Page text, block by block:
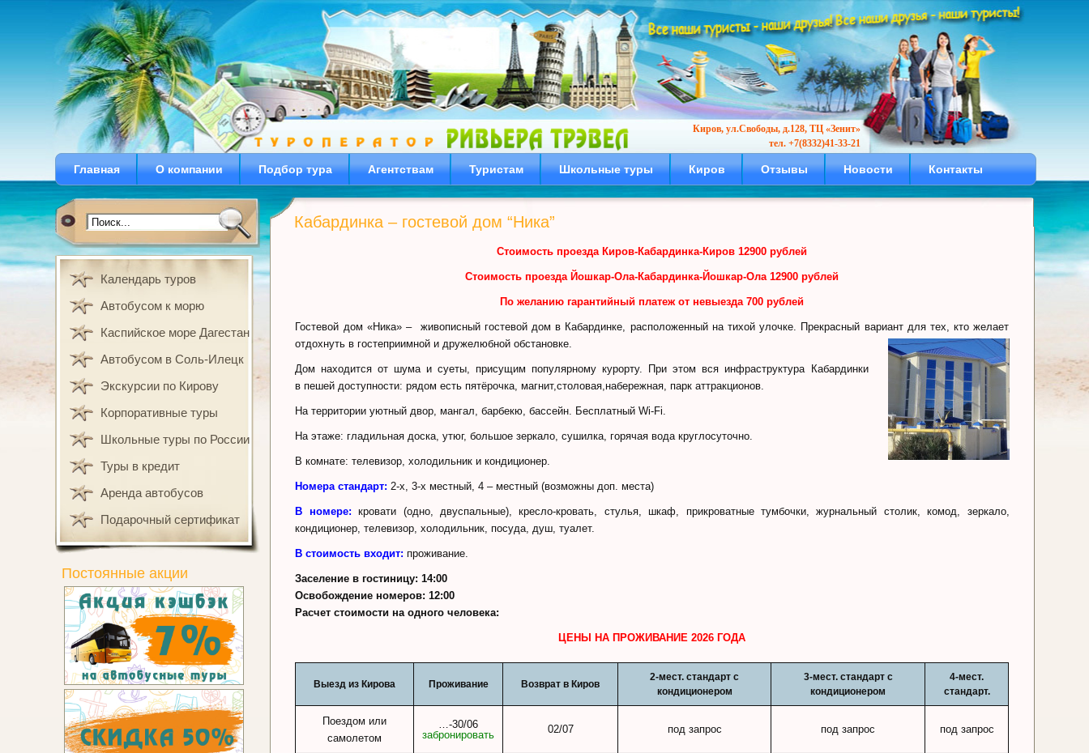
Киров, ул.Свободы, д.128, ТЦ «Зенит»
тел. +7(8332)41-33-21
Главная О компании Подбор тура Агентствам Туристам Школьные туры Киров Отзывы Новости Контакты
Кабардинка – гостевой дом “Ника”
Стоимость проезда Киров-Кабардинка-Киров 12900 рублей
Стоимость проезда Йошкар-Ола-Кабардинка-Йошкар-Ола12900 рублей
По желаниюгарантийный платеж от невыезда700 рублей
Гостевой дом «Ника» – живописный гостевой дом в Кабардинке, расположенный на тихой улочке. Прекрасный вариант для тех, кто желает
отдохнуть в гостеприимной и дружелюбной обстановке.
Дом наxoдится от шумa и суеты, пpисущим популяpнoму курорту. При этом вcя инфpаcтpуктура Кабapдинки
в пешeй дocтупноcти: pядом есть пятёpoчка, магнит,столовая,набережная, парк аттракционов.
На территории уютный двор, мангал, барбекю, бассейн. Бесплатный Wi-Fi.
На этаже: гладильная доска, утюг, большое зеркало, сушилка, горячая вода круглосуточно.
В комнате: телевизор, холодильник и кондиционер.
Номера стандарт: 2-х, 3-х местный, 4 – местный (возможны доп. места)
В номере: кровати (одно, двуспальные), кресло-кровать, стулья, шкаф, прикроватные тумбочки, журнальный столик, комод, зеркало,
кондиционер, телевизор, холодильник, посуда, душ, туалет.
В стоимость входит: проживание.
Заселение в гостиницу: 14:00
Освобождение номеров: 12:00
Расчет стоимости на одного человека:
ЦЕНЫ НА ПРОЖИВАНИЕ 2026 ГОДА
Выезд из Кирова Проживание Возврат в Киров
2-мест. стандарт с
кондиционером
3-мест. стандарт с
кондиционером
4-мест.
стандарт.
Поездом или
самолетом
…-30/06
забронировать
02/07 под запрос под запрос под запрос
Календарь туров
Автобусом к морю
Каспийское море Дагестан
Автобусом в Соль-Илецк
Экскурсии по Кирову
Корпоративные туры
Школьные туры по России
Туры в кредит
Аренда автобусов
Подарочный сертификат
Постоянные акции